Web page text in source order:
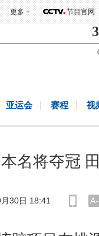
更多 节目官网
亚运会 赛程 视
名将夺冠
30日 18:41 A-